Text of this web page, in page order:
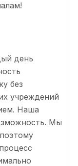
день
без
учреждений
Наша
Мы